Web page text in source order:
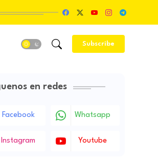
Subscribe
en redes
Facebook Whatsapp
Instagram Youtube